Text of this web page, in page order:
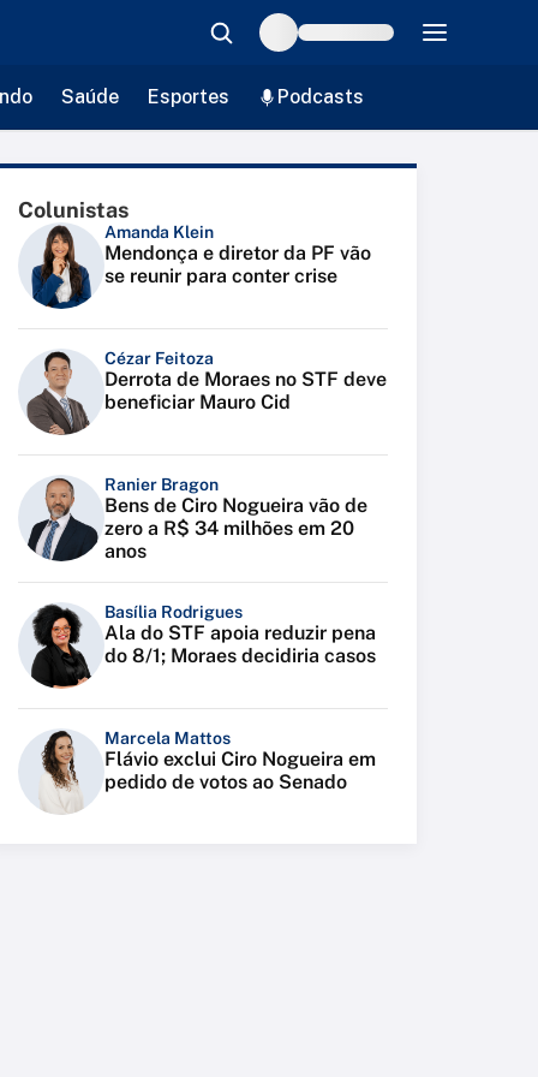
Saúde Esportes Podcasts
Colunistas
Amanda Klein
Mendonça e diretor da PF vão
se reunir para conter crise
Cézar Feitoza
Derrota de Moraes no STF deve
beneficiar Mauro Cid
Ranier Bragon
Bens de Ciro Nogueira vão de
zero a R$ 34 milhões em 20
anos
Basília Rodrigues
Ala do STF apoia reduzir pena
do 8/1; Moraes decidiria casos
Marcela Mattos
Flávio exclui Ciro Nogueira em
pedido de votos ao Senado